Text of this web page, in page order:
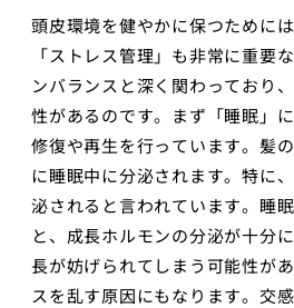
頭皮環境を健やかに保つために
「ストレス管理」も非常に重要
ンバランスと深く関わっており
性があるのです。まず「睡眠」
修復や再生を行っています。髪
に睡眠中に分泌されます。特に
泌されると言われています。睡
と、成長ホルモンの分泌が十分
長が妨げられてしまう可能性が
スを乱す原因にもなります。交